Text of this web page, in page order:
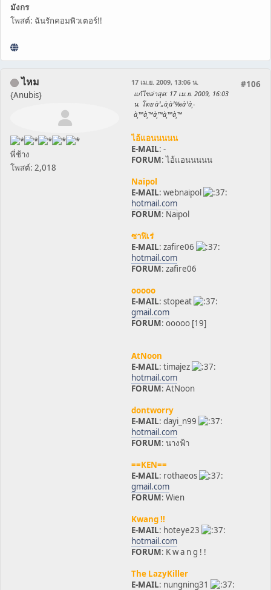
มังกร
โพสต์: ฉันรักคอมพิวเตอร์!!
ไหม
{Anubis}
พี่ช้าง
โพสต์: 2,018
#106
17 เม.ย. 2009, 13:06 น.
แก้ไขล่าสุด: 17 เม.ย. 2009, 16:03
น. โดย à¹„à¸­à¹‰à¹à¸­
à¸™à¸™à¸™à¸™à¸™
ไอ้แอนนนนน
E-MAIL: -
FORUM: ไอ้แอนนนนน
Naipol
E-MAIL: webnaipol
hotmail.com
FORUM: Naipol
ซาฟิเร่
E-MAIL: zafire06
hotmail.com
FORUM: zafire06
ooooo
E-MAIL: stopeat
gmail.com
FORUM: ooooo [19]
AtNoon
E-MAIL: timajez
hotmail.com
FORUM: AtNoon
dontworry
E-MAIL: dayi_n99
hotmail.com
FORUM: นางฟ้า
==KEN==
E-MAIL: rothaeos
gmail.com
FORUM: Wien
Kwang !!
E-MAIL: hoteye23
hotmail.com
FORUM: K w a n g ! !
The LazyKiller
E-MAIL: nungning31